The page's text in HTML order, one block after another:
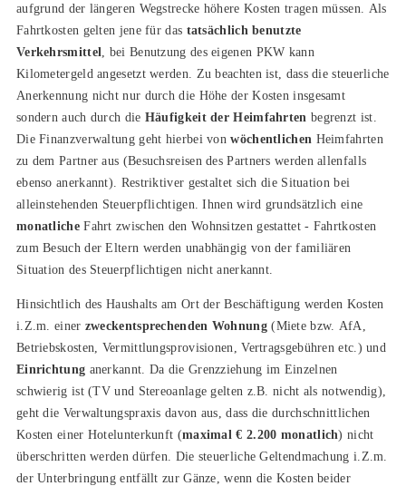
aufgrund der längeren Wegstrecke höhere Kosten tragen müssen. Als
Fahrtkosten gelten jene für das tatsächlich benutzte
Verkehrsmittel , bei Benutzung des eigenen PKW kann
Kilometergeld angesetzt werden. Zu beachten ist, dass die steuerliche
Anerkennung nicht nur durch die Höhe der Kosten insgesamt
sondern auch durch die Häufigkeit der Heimfahrten begrenzt ist.
Die Finanzverwaltung geht hierbei vonwöchentlichen Heimfahrten
zu dem Partner aus (Besuchsreisen des Partners werden allenfalls
ebenso anerkannt). Restriktiver gestaltet sich die Situation bei
alleinstehenden Steuerpflichtigen. Ihnen wird grundsätzlich eine
monatlicheFahrt zwischen den Wohnsitzen gestattet - Fahrtkosten
zum Besuch der Eltern werden unabhängig von der familiären
Situation des Steuerpflichtigen nicht anerkannt.
Hinsichtlich des Haushalts am Ort der Beschäftigung werden Kosten
i.Z.m. einer zweckentsprechenden Wohnung(Miete bzw. AfA,
Betriebskosten, Vermittlungsprovisionen, Vertragsgebühren etc.) und
Einrichtung anerkannt. Da die Grenzziehung im Einzelnen
schwierig ist (TV und Stereoanlage gelten z.B. nicht als notwendig),
geht die Verwaltungspraxis davon aus, dass die durchschnittlichen
Kosten einer Hotelunterkunft (maximal € 2.200 monatlich) nicht
überschritten werden dürfen. Die steuerliche Geltendmachung i.Z.m.
der Unterbringung entfällt zur Gänze, wenn die Kosten beider